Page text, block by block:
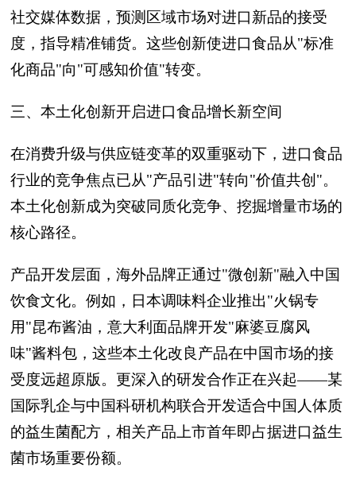
社交媒体数据，预测区域市场对进口新品的接受
度，指导精准铺货。这些创新使进口食品从"标准
化商品"向"可感知价值"转变。
三、本土化创新开启进口食品增长新空间
在消费升级与供应链变革的双重驱动下，进口食品
行业的竞争焦点已从"产品引进"转向"价值共创"。
本土化创新成为突破同质化竞争、挖掘增量市场的
核心路径。
产品开发层面，海外品牌正通过"微创新"融入中国
饮食文化。例如，日本调味料企业推出"火锅专
用"昆布酱油，意大利面品牌开发"麻婆豆腐风
味"酱料包，这些本土化改良产品在中国市场的接
受度远超原版。更深入的研发合作正在兴起——某
国际乳企与中国科研机构联合开发适合中国人体质
的益生菌配方，相关产品上市首年即占据进口益生
菌市场重要份额。